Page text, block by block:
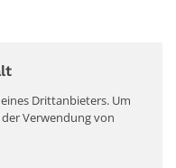
Drittanbieters. Um
Verwendung von